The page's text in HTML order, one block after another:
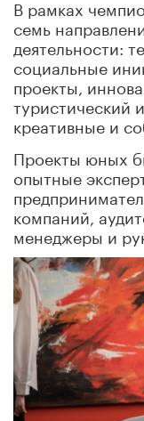
В рамках
семь
деятельности:
социальные
проекты,
туристический
креативные и
Проекты юных
опытные
компаний,
менеджеры и